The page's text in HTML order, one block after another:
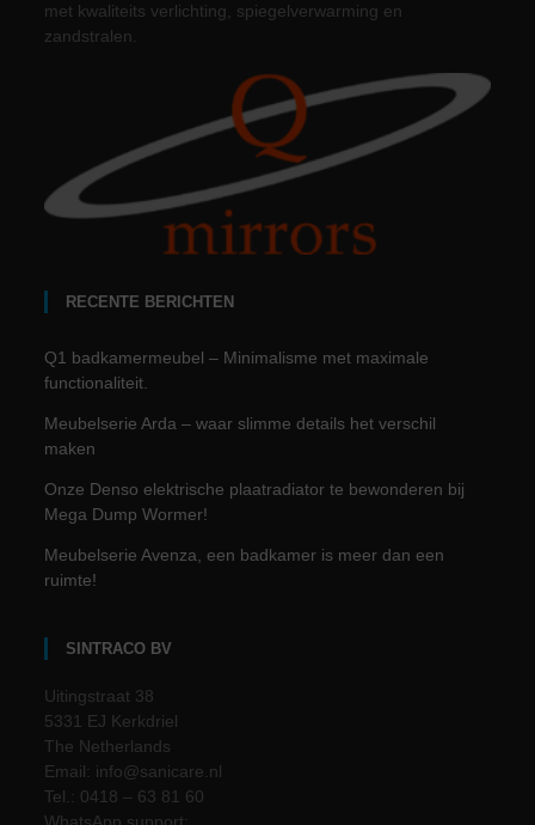
met kwaliteits verlichting, spiegelverwarming en
zandstralen.
RECENTE BERICHTEN
Q1 badkamermeubel – Minimalisme met maximale
functionaliteit.
Meubelserie Arda – waar slimme details het verschil
maken
Onze Denso elektrische plaatradiator te bewonderen bij
Mega Dump Wormer!
Meubelserie Avenza, een badkamer is meer dan een
ruimte!
SINTRACO BV
Uitingstraat 38
5331 EJ Kerkdriel
The Netherlands
Email: info@sanicare.nl
Tel.: 0418 – 63 81 60